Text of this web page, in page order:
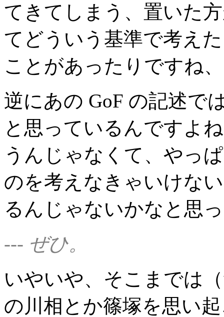
てきてしまう、置いた
てどういう基準で考え
ことがあったりですね
逆にあの GoF の記述で
と思っているんですよ
うんじゃなくて、やっ
のを考えなきゃいけな
るんじゃないかなと思
--- ぜひ。
いやいや、そこまでは
の川相とか篠塚を思い